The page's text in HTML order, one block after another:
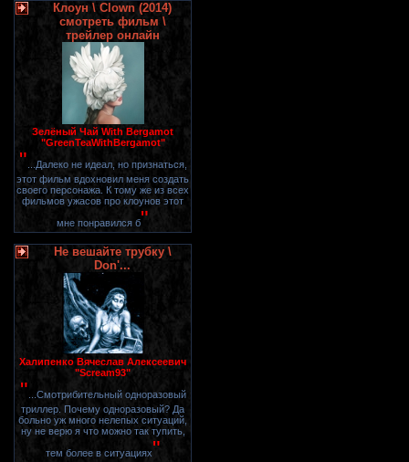
Клоун \ Clown (2014)
смотреть фильм \
трейлер онлайн
Зелёный Чай With Bergamot
"GreenTeaWithBergamot"
" ...Далеко не идеал, но признаться,
этот фильм вдохновил меня создать
своего персонажа. К тому же из всех
фильмов ужасов про клоунов этот
мне понравился б"
Не вешайте трубку \
Don'...
Халипенко Вячеслав Алексеевич
"Scream93"
" ...Смотрибительный одноразовый
триллер. Почему одноразовый? Да
больно уж много нелепых ситуаций,
ну не верю я что можно так тупить,
тем более в ситуациях"